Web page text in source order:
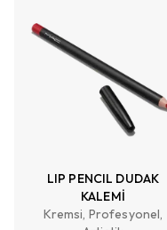
LIP PENCIL DUDAK
KALEMİ
Kremsi, Profesyonel,